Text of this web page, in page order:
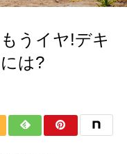
うイヤ!デキ
は?